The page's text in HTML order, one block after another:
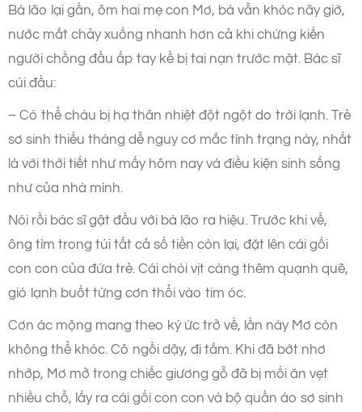
Bà lão lại gần, ôm hai mẹ con Mơ, bà vẫn khóc nãy giờ,
nước mắt chảy xuống nhanh hơn cả khi chứng kiến
người chồng đầu ấp tay kề bị tai nạn trước mặt. Bác sĩ
cúi đầu:
– Có thể cháu bị hạ thân nhiệt đột ngột do trời lạnh. Trẻ
sơ sinh thiếu tháng dễ nguy cơ mắc tình trạng này, nhất
là với thời tiết như mấy hôm nay và điều kiện sinh sống
như của nhà mình.
Nói rồi bác sĩ gật đầu với bà lão ra hiệu. Trước khi về,
ông tìm trong túi tất cả số tiền còn lại, đặt lên cái gối
con con của đứa trẻ. Cái chòi vịt càng thêm quạnh quẽ,
gió lạnh buốt từng cơn thổi vào tim óc.
Cơn ác mộng mang theo ký ức trở về, lần này Mơ còn
không thể khóc. Cô ngồi dậy, đi tắm. Khi đã bớt nhơ
nhớp, Mơ mở trong chiếc giương gỗ đã bị mối ăn vẹt
nhiều chỗ, lấy ra cái gối con con và bộ quần áo sơ sinh